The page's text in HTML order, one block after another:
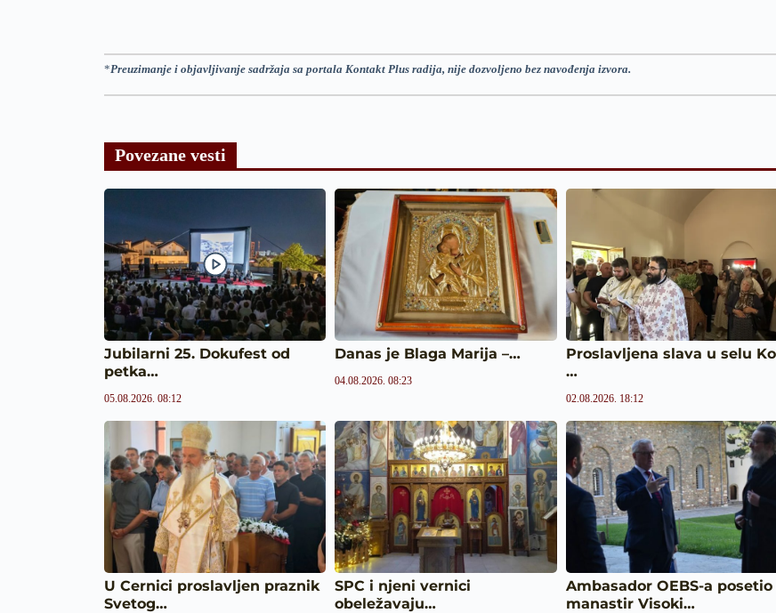
*Preuzimanje i objavljivanje sadržaja sa portala Kontakt Plus radija, nije dozvoljeno bez navođenja izvora.
Povezane vesti
Jubilarni 25. Dokufest od
petka…
05.08.2026. 08:12
Danas je Blaga Marija –…
04.08.2026. 08:23
Proslavljena slava u selu
…
02.08.2026. 18:12
U Cer­nici proslavljen praznik
Svetog…
SPC i njeni vernici
obeležavaju…
Ambasador OEBS-a posetio
manastir Visoki…